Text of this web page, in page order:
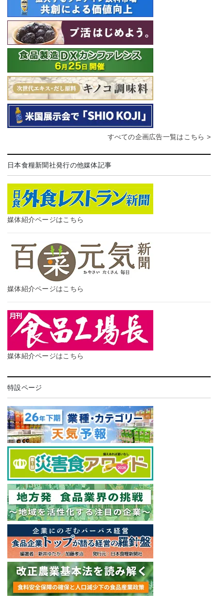
すべての企画広告一覧はこちら >
日本食糧新聞社発行の他媒体記事
媒体紹介ページはこちら
媒体紹介ページはこちら
媒体紹介ページはこちら
特設ページ